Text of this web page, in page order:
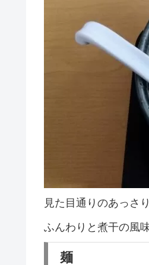
見た目通りのあっさ
ふんわりと煮干の風
麺